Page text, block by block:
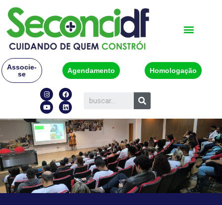
Associe-
se
Agendamento Homologação